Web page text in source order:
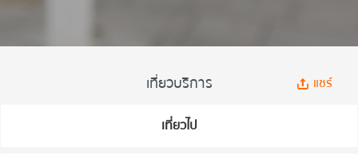
เที่ยวบริการ แชร์
เที่ยวไป